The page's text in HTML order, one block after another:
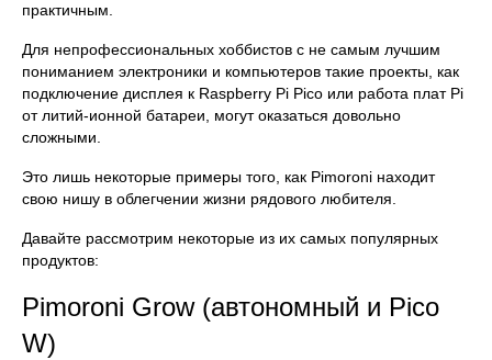
практичным.
Для непрофессиональных хоббистов с не самым лучшим
пониманием электроники и компьютеров такие проекты, как
подключение дисплея к Raspberry Pi Pico или работа плат Pi
от литий-ионной батареи, могут оказаться довольно
сложными.
Это лишь некоторые примеры того, как Pimoroni находит
свою нишу в облегчении жизни рядового любителя.
Давайте рассмотрим некоторые из их самых популярных
продуктов:
Pimoroni Grow (автономный и Pico
W)